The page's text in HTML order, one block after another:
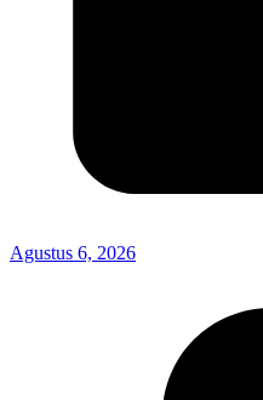
Agustus 6, 2026